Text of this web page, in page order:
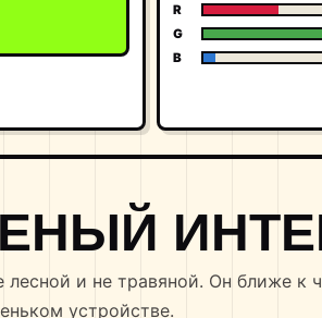
R
G
B
лесной и не травяной. Он ближе к
устройстве.